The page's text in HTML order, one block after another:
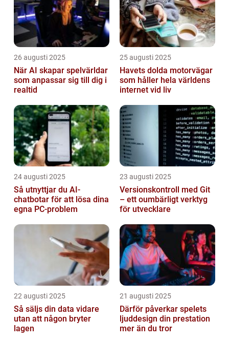
26 augusti 2025
När AI skapar spelvärldar
som anpassar sig till dig i
realtid
25 augusti 2025
Havets dolda motorvägar
som håller hela världens
internet vid liv
24 augusti 2025
Så utnyttjar du AI-
chatbotar för att lösa dina
egna PC-problem
23 augusti 2025
Versionskontroll med Git
– ett oumbärligt verktyg
för utvecklare
22 augusti 2025
Så säljs din data vidare
utan att någon bryter
lagen
21 augusti 2025
Därför påverkar spelets
ljuddesign din prestation
mer än du tror